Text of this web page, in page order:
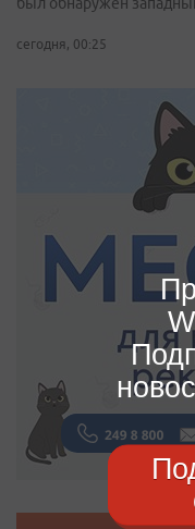
был обнаружен
сегодня, 00:25